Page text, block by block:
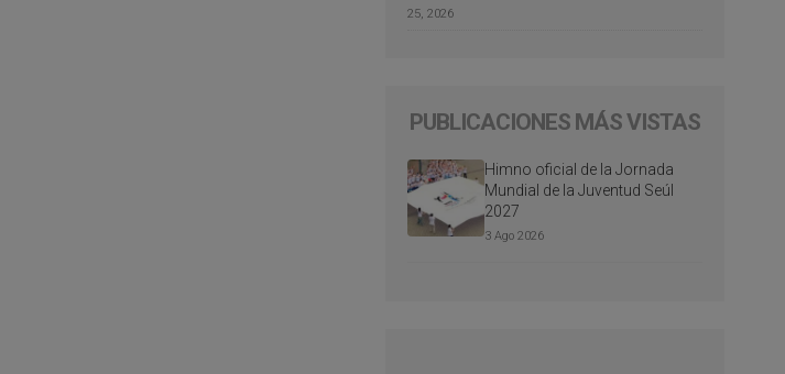
25, 2026
PUBLICACIONES MÁS VISTAS
Himno oficial de la Jornada
Mundial de la Juventud Seúl
2027
3 Ago 2026